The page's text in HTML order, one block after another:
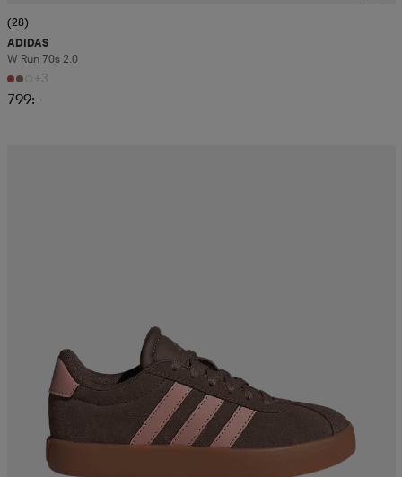
(28)
ADIDAS
W Run 70s 2.0
+3
799:-